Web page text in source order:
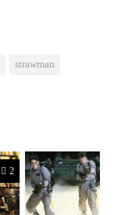
strawman
2